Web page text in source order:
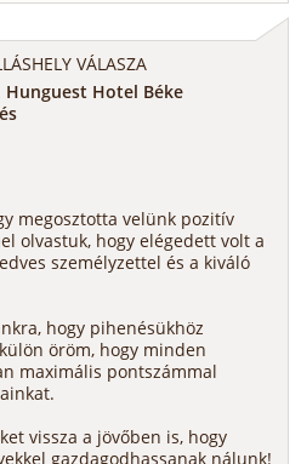
VÁLASZA
Hotel Béke
megosztotta velünk pozitív
olvastuk, hogy elégedett volt a
személyzettel és a kiváló
hogy pihenésükhöz
öröm, hogy minden
maximális pontszámmal
vissza a jövőben is, hogy
gazdagodhassanak nálunk!